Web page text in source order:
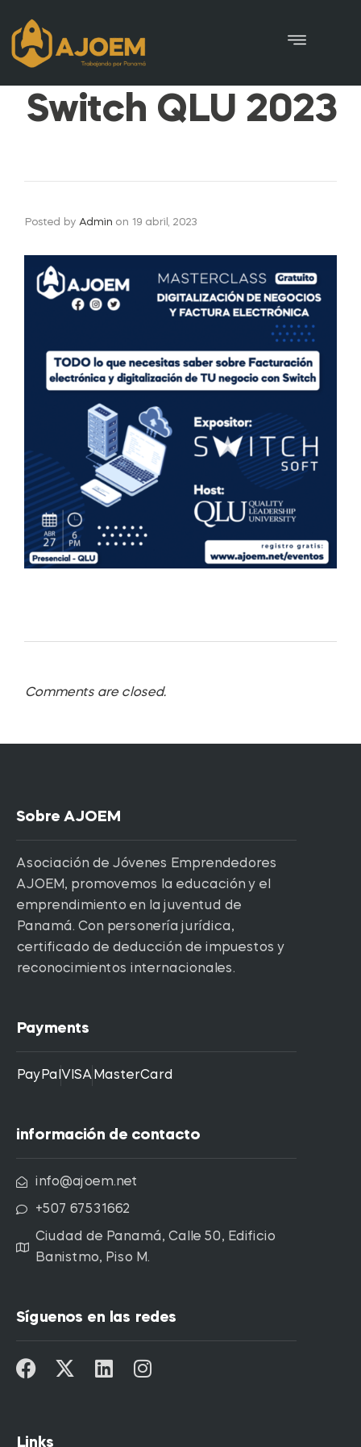
Charla AJOEM
Switch QLU 2023
Posted by Admin on 19 abril, 2023
Comments are closed.
Sobre AJOEM
Asociación de Jóvenes Emprendedores
AJOEM, promovemos la educación y el
emprendimiento en la juventud de
Panamá. Con personería jurídica,
certificado de deducción de impuestos y
reconocimientos internacionales.
Payments
PayPal VISA MasterCard
información de contacto
info@ajoem.net
+507 67531662
Ciudad de Panamá, Calle 50, Edificio
Banistmo, Piso M.
Síguenos en las redes
Links